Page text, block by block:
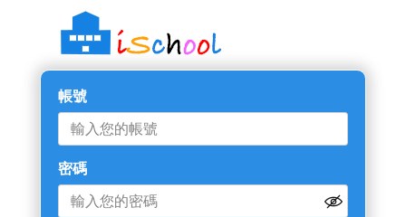
帳號
密碼